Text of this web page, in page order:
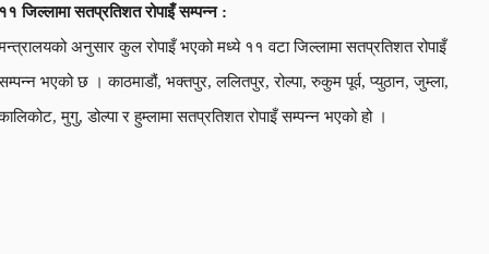
जिल्लामा सतप्रतिशत रोपाइँ सम्पन्न :
अनुसार कुल रोपाइँ भएको मध्ये ११ वटा जिल्लामा सतप्रतिशत रोपाइँ
भएको छ । काठमाडौं, भक्तपुर, ललितपुर, रोल्पा, रुकुम पूर्व, प्युठान, जुम्ला,
मुगु, डोल्पा र हुम्लामा सतप्रतिशत रोपाइँ सम्पन्न भएको हो ।